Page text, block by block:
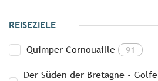
REISEZIELE
Quimper Cornouaille 91
Der Süden der Bretagne - Golfe